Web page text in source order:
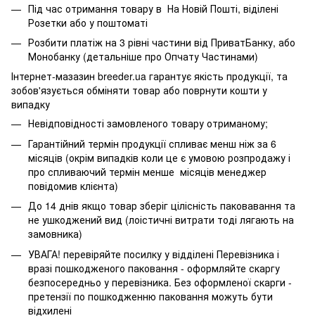
Під час отримання товару в На Новій Пошті, віділені
Розетки або у поштоматі
Розбити платіж на 3 рівні частини від ПриватБанку, або
Монобанку (детальніше про Опчату Частинами)
Інтернет-мазазин breeder.ua гарантує якість продукції, та
зобов'язується обміняти товар або поврнути кошти у
випадку
Невідповідності замовленого товару отриманому;
Гарантійний термін продукції спливає менш ніж за 6
місяців (окрім випадків коли це є умовою розпродажу і
про спливаючий термін менше місяців менеджер
повідомив клієнта)
До 14 днів якщо товар зберіг цілісність паковавання та
не ушкоджений вид (лоістичні витрати тоді лягають на
замовника)
УВАГА! перевіряйте посилку у відділені Перевізника і
вразі пошкодженого паковання - оформляйте скаргу
безпосередньо у перевізника. Без оформленої скарги -
претензії по пошкодженню паковання можуть бути
відхилені